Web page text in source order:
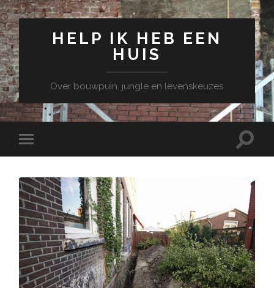
HELP IK HEB EEN
HUIS
Over bouwpuin, jungle en levenskeuzes